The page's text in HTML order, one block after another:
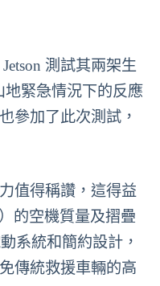
測試其兩架生
地緊急情況下的反應
參加了此次測試，
值得稱讚，這得益
的空機質量及摺疊
系統和簡約設計，
傳統救援車輛的高